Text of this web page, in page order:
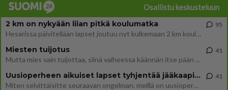
Osallistu keskusteluun
2 km on nykyään liian pitkä koulumatka
Hesarissa päivitellään lapset joutuu nyt kulkemaan 2 km kouluun jösses. Ruostefillarilla tuo matka menee vaikka miten äk
95
Miesten tuijotus
Mutta mies vain tuijottaa, siinä vaiheessa käännän itse pään pois. Mikä juttu? Yleensä jos joku tuijottaa tai katsoo, hä
41
Uusioperheen aikuiset lapset tyhjentää jääkaapin käydessään
Miten selvittäisitte seuraavan ongelman, meillä on uusioperhe, minulla teini-ikäiset lapset ja puolisolla aikuiset, jotk
41